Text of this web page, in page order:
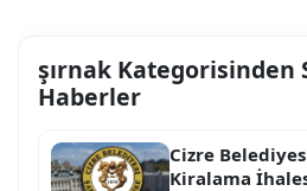
şırnak Kategorisinden
Haberler
Cizre
Kiralama